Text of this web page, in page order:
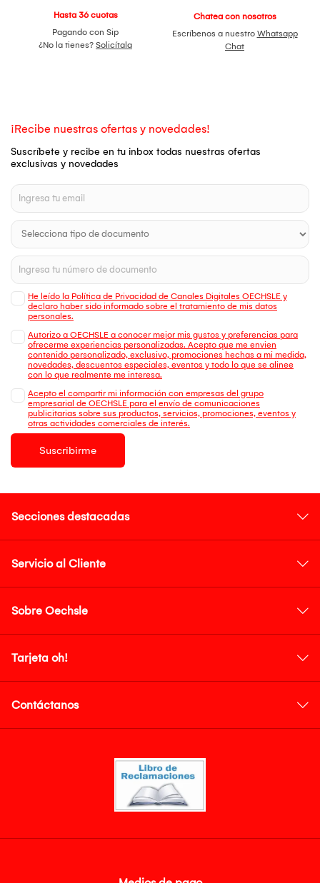
Hasta 36 cuotas
Pagando con Sip
¿No la tienes? Solicítala
Chatea con nosotros
Escríbenos a nuestro Whatsapp
Chat
¡Recibe nuestras ofertas y novedades!
Suscríbete y recibe en tu inbox todas nuestras ofertas
exclusivas y novedades
He leído la Política de Privacidad de Canales Digitales OECHSLE y
declaro haber sido informado sobre el tratamiento de mis datos
personales.
Autorizo a OECHSLE a conocer mejor mis gustos y preferencias para
ofrecerme experiencias personalizadas. Acepto que me envien
contenido personalizado, exclusivo, promociones hechas a mi medida,
novedades, descuentos especiales, eventos y todo lo que se alinee
con lo que realmente me interesa.
Acepto el compartir mi información con empresas del grupo
empresarial de OECHSLE para el envío de comunicaciones
publicitarias sobre sus productos, servicios, promociones, eventos y
otras actividades comerciales de interés.
Suscribirme
Secciones destacadas
Servicio al Cliente
Sobre Oechsle
Tarjeta oh!
Contáctanos